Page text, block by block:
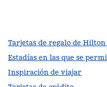
Tarjetas de regalo de Hilton
Estadías en las que se
Inspiración de viajar